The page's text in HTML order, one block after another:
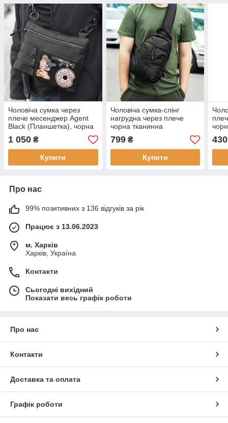
Чоловіча сумка через
плече месенджер Agent
Black (Планшетка), чорна
тканинна з VELCRO та
системою MOLLE, (26х19х
2 см)
1 050 ₴
Купити
Чоловіча сумка-слінг
нагрудна через плече
чорна тканинна
Soft водонепроникна
кросбоді однолямовий
рюкзак
799₴
Купити
430
Про нас
99% позитивних з 136 відгуків за рік
Працює з 13.06.2023
м. Харків
Харків, Україна
Контакти
Сьогодні вихідний
Показати весь графік роботи
Про нас
Контакти
Доставка та оплата
Графік роботи